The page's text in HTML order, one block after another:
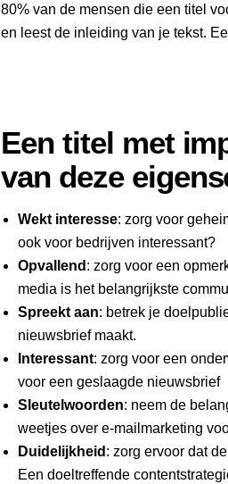
80% van de mensen die een titel
en leest de inleiding van je tekst.
Een titel met
van deze
Wekt interesse: zorg voor
ook voor bedrijven interessant?
Opvallend : zorg voor een
media is het belangrijkste
Spreekt aan: betrek je
nieuwsbrief maakt.
Interessant: zorg voor een
voor een geslaagde nieuwsbrief
Sleutelwoorden: neem de
weetjes over e-mailmarketing
Duidelijkheid : zorg ervoor dat
Een doeltreffende